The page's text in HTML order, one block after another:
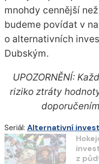
mnohdy cennější
budeme povídat v
o alternativních
Dubským.
UPOZORNĚNÍ:
riziko ztráty
Seriál: Alternativní
z